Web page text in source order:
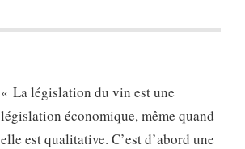
« La législation du vin est une
législation économique, même quand
elle est qualitative. C’est d’abord une